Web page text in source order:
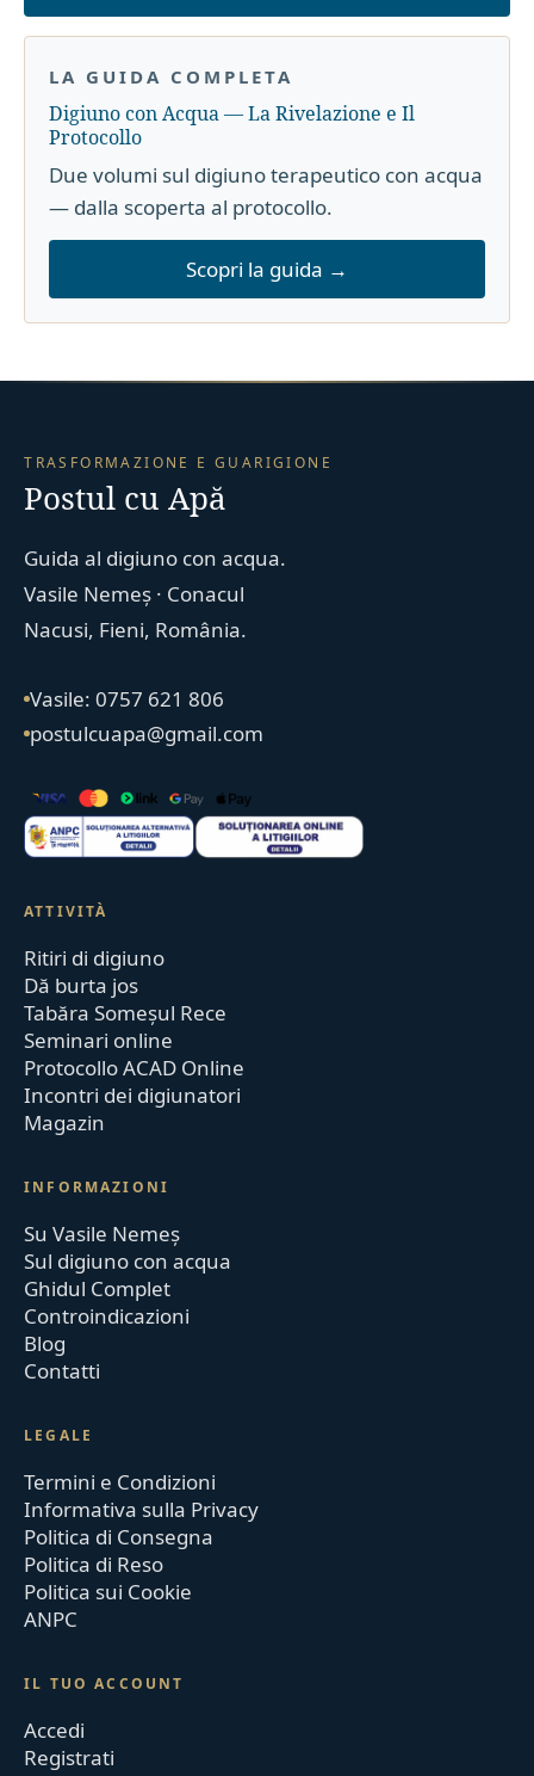
LA GUIDA COMPLETA
Digiuno con Acqua — La Rivelazione e Il
Protocollo
Due volumi sul digiuno terapeutico con acqua
— dalla scoperta al protocollo.
Scopri la guida →
TRASFORMAZIONE E GUARIGIONE
Postul cu Apă
Guida al digiuno con acqua.
Vasile Nemeș · Conacul
Nacusi, Fieni, România.
Vasile: 0757 621 806
postulcuapa@gmail.com
ATTIVITÀ
Ritiri di digiuno
Dă burta jos
Tabăra Someșul Rece
Seminari online
Protocollo ACAD Online
Incontri dei digiunatori
Magazin
INFORMAZIONI
Su Vasile Nemeș
Sul digiuno con acqua
Ghidul Complet
Controindicazioni
Blog
Contatti
LEGALE
Termini e Condizioni
Informativa sulla Privacy
Politica di Consegna
Politica di Reso
Politica sui Cookie
ANPC
IL TUO ACCOUNT
Accedi
Registrati